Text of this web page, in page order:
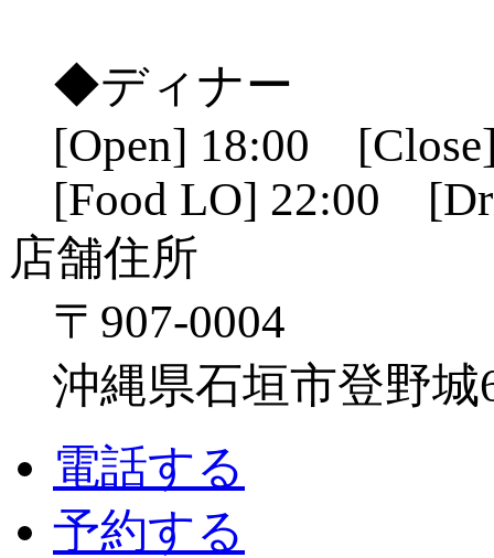
◆ディナー
[Open] 18:00
[Food LO] 22:00
店舗住所
〒907-0004
沖縄県石垣市登野城
電話する
予約する